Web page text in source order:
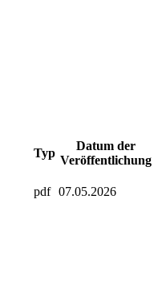
Typ
Datum der
Veröffentlichung
pdf 07.05.2026